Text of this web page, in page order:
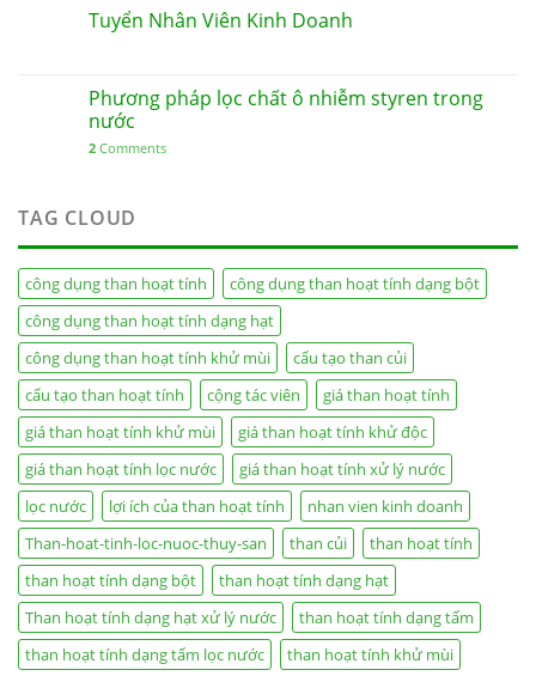
Tuyển Nhân Viên Kinh Doanh
Phương pháp lọc chất ô nhiễm styren trong
nước
2 Comments
TAG CLOUD
công dụng than hoạt tính
công dụng than hoạt tính dạng bột
công dụng than hoạt tính dạng hạt
công dụng than hoạt tính khử mùi
cấu tạo than củi
cấu tạo than hoạt tính
cộng tác viên
giá than hoạt tính
giá than hoạt tính khử mùi
giá than hoạt tính khử độc
giá than hoạt tính lọc nước
giá than hoạt tính xử lý nước
lọc nước
lợi ích của than hoạt tính
nhan vien kinh doanh
Than-hoat-tinh-loc-nuoc-thuy-san
than củi
than hoạt tính
than hoạt tính dạng bột
than hoạt tính dạng hạt
Than hoạt tính dạng hạt xử lý nước
than hoạt tính dạng tấm
than hoạt tính dạng tấm lọc nước
than hoạt tính khử mùi